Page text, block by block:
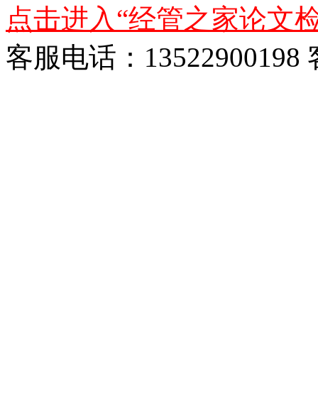
点击进入“经管之家论文
客服电话：13522900198